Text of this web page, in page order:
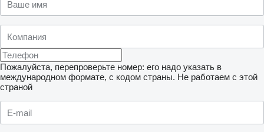
Пожалуйста, перепроверьте номер: его надо указать в
международном формате, с кодом страны. Не работаем с этой
страной